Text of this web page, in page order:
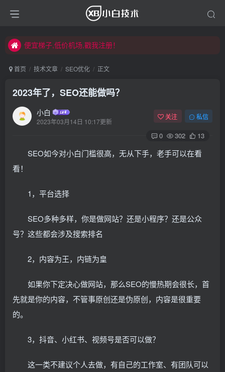
便宜梯子,低价机场,戳我注册！
便宜梯子,低价机场,戳我注册！
首页 技术文章 SEO优化 正文
2023年了，SEO还能做吗？
小白
2023年03月14日 10:17更新
关注 私信
0 302 13
SEO如今对小白门槛很高，无从下手，老手可以在看
看！
1，平台选择
SEO多种多样，你是做网站？还是小程序？还是公众
号？这些都会涉及搜索排名
2，内容为王，内链为皇
如果你下定决心做网站，那么SEO的慢热期会很长，首
先就是你的内容，不管事原创还是伪原创，内容是很重要
的。
3，抖音、小红书、视频号是否可以做？
这一类不建议个人去做，有自己的工作室、有团队可以